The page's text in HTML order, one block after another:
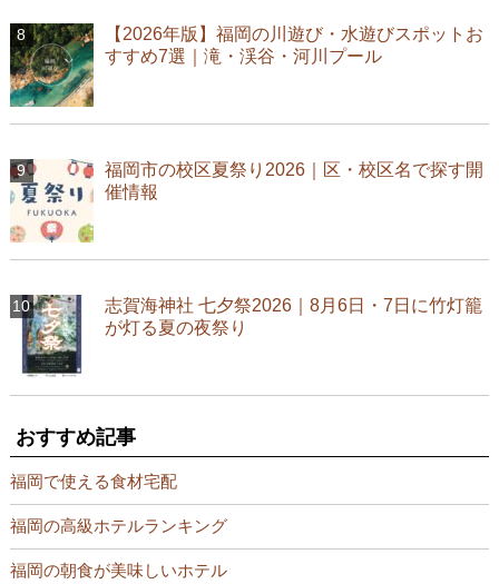
【2026年版】福岡の川遊び・水遊びスポットお
すすめ7選｜滝・渓谷・河川プール
福岡市の校区夏祭り2026｜区・校区名で探す開
催情報
志賀海神社 七夕祭2026｜8月6日・7日に竹灯籠
が灯る夏の夜祭り
おすすめ記事
福岡で使える食材宅配
福岡の高級ホテルランキング
福岡の朝食が美味しいホテル